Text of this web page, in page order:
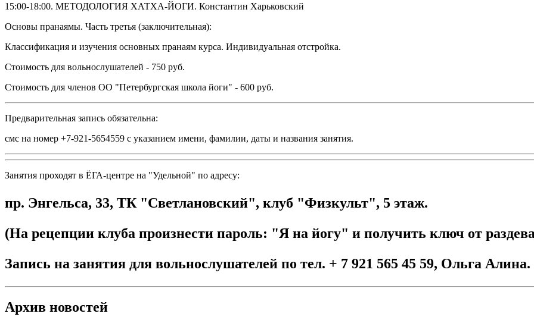
15:00-18:00. МЕТОДОЛОГИЯ ХАТХА-ЙОГИ. Константин Харьковский
Основы пранаямы. Часть третья (заключительная):
Классификация и изучения основных пранаям курса. Индивидуальная отстройка.
Стоимость для вольнослушателей - 750 руб.
Стоимость для членов ОО "Петербургская школа йоги" - 600 руб.
Предварительная запись обязательна:
смс на номер +7-921-5654559 с указанием имени, фамилии, даты и названия занятия.
Занятия проходят в ЁГА-центре на "Удельной" по адресу:
пр. Энгельса, 33, ТК "Светлановский", клуб "Физкульт", 5 этаж.
(На рецепции клуба произнести пароль: "Я на йогу" и получить ключ от
Запись на занятия для вольнослушателей по тел. + 7 921 565 45 59, Ольга Алина.
Архив новостей